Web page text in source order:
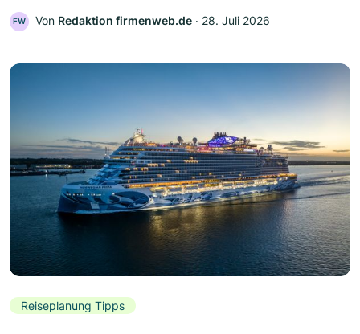
FW Von Redaktion firmenweb.de ‧ 28. Juli 2026
Reiseplanung Tipps